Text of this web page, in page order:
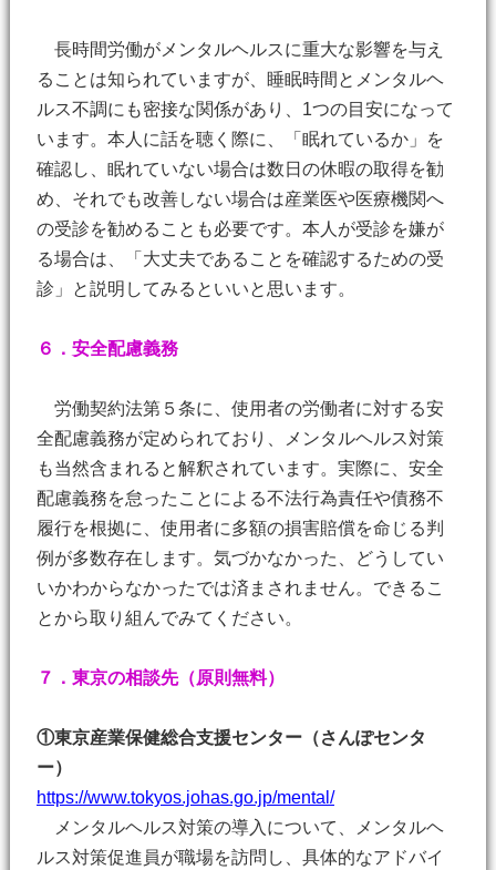
長時間労働がメンタルヘルスに重大な影響を与え
ることは知られていますが、睡眠時間とメンタルヘ
ルス不調にも密接な関係があり、1つの目安になって
います。本人に話を聴く際に、「眠れているか」を
確認し、眠れていない場合は数日の休暇の取得を勧
め、それでも改善しない場合は産業医や医療機関へ
の受診を勧めることも必要です。本人が受診を嫌が
る場合は、「大丈夫であることを確認するための受
診」と説明してみるといいと思います。
６．安全配慮義務
労働契約法第５条に、使用者の労働者に対する安
全配慮義務が定められており、メンタルヘルス対策
も当然含まれると解釈されています。実際に、安全
配慮義務を怠ったことによる不法行為責任や債務不
履行を根拠に、使用者に多額の損害賠償を命じる判
例が多数存在します。気づかなかった、どうしてい
いかわからなかったでは済まされません。できるこ
とから取り組んでみてください。
７．東京の相談先（原則無料）
①東京産業保健総合支援センター（さんぽセンタ
ー）
https://www.tokyos.johas.go.jp/mental/
メンタルヘルス対策の導入について、メンタルヘ
ルス対策促進員が職場を訪問し、具体的なアドバイ